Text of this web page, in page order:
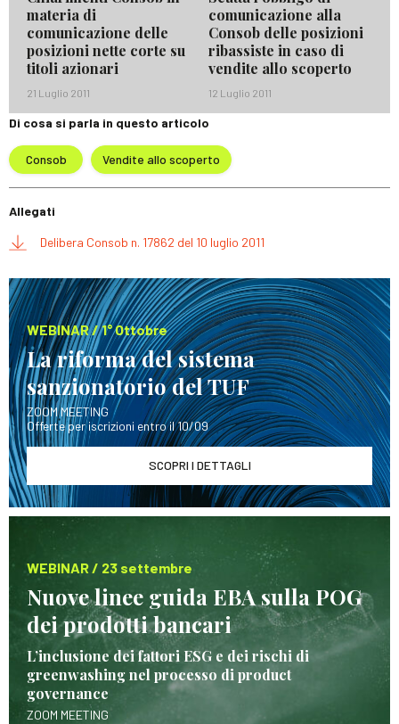
materia di
comunicazione delle
posizioni nette corte su
titoli azionari
21 Luglio 2011
comunicazione alla
Consob delle posizioni
ribassiste in caso di
vendite allo scoperto
12 Luglio 2011
Di cosa si parla in questo articolo
Consob Vendite allo scoperto
Allegati
Delibera Consob n. 17862 del 10 luglio 2011
WEBINAR / 1° Ottobre
La riforma del sistema
sanzionatorio del TUF
ZOOM MEETING
Offerte per iscrizioni entro il 10/09
SCOPRI I DETTAGLI
WEBINAR / 23 settembre
Nuove linee guida EBA sulla POG
dei prodotti bancari
L’inclusione dei fattori ESG e dei rischi di
greenwashing nel processo di product
governance
ZOOM MEETING